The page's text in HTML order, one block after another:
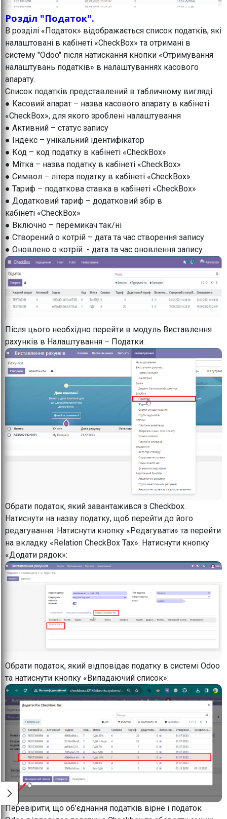
Розділ "Податок".
В розділі «Податок» відображається список податків, які
налаштовані в кабінеті «CheckBox» та отримані в
систему "Odoo" після натискання кнопки «Отримування
налаштувань податків» в налаштуваннях касового
апарату.
Список податків представлений в табличному вигляді:
● Касовий апарат – назва касового апарату в кабінеті
«CheckBox», для якого зроблені налаштування
● Активний – статус запису
● Індекс – унікальний ідентифікатор
● Код – код податку в кабінеті «CheckBox»
● Мітка – назва податку в кабінеті «CheckBox»
● Символ – літера податку в кабінеті «CheckBox»
● Тариф – податкова ставка в кабінеті «CheckBox»
● Додатковий тариф – додатковий збір в
кабінеті «CheckBox»
● Включно – перемикач так/ні
● Створений о котрій – дата та час створення запису
● Оновлено о котрій - дата та час оновлення запису
Після цього необхідно перейти в модуль Виставлення
рахунків в Налаштування – Податки:
Обрати податок, який завантажився з Checkbox.
Натиснути на назву податку, щоб перейти до його
редагування. Натиснути кнопку «Редагувати» та перейти
на вкладку «Relation CheckBox Tax». Натиснути кнопку
«Додати рядок»:
Обрати податок, який відповідає податку в системі Odoo
та натиснути кнопку «Випадаючий список»:
Перевірити, що об’єднання податків вірне і податок